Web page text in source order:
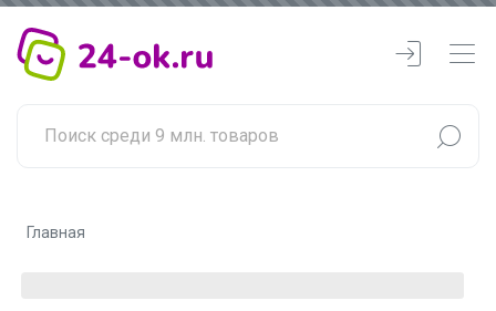
Главная